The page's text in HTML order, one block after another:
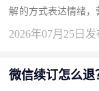
解的方式表达情绪，
法，帮你成为评论
2026年07月25日
微信续订怎么